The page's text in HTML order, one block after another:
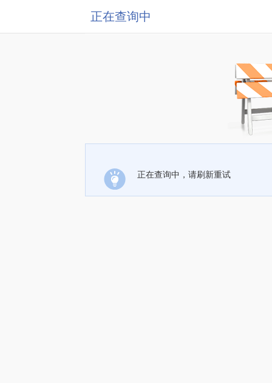
正在查询中
正在查询中，请刷新重试